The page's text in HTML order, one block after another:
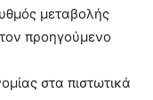
μεταβολής
προηγούμενο
στα πιστωτικά